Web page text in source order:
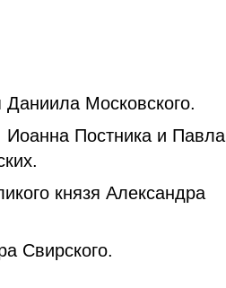
Московского.
Иоанна Постника и Павла
князя Александра
Свирского.